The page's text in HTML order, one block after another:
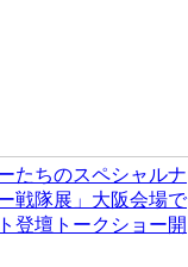
たちのスペシャルナ
戦隊展」大阪会場で
登壇トークショー開